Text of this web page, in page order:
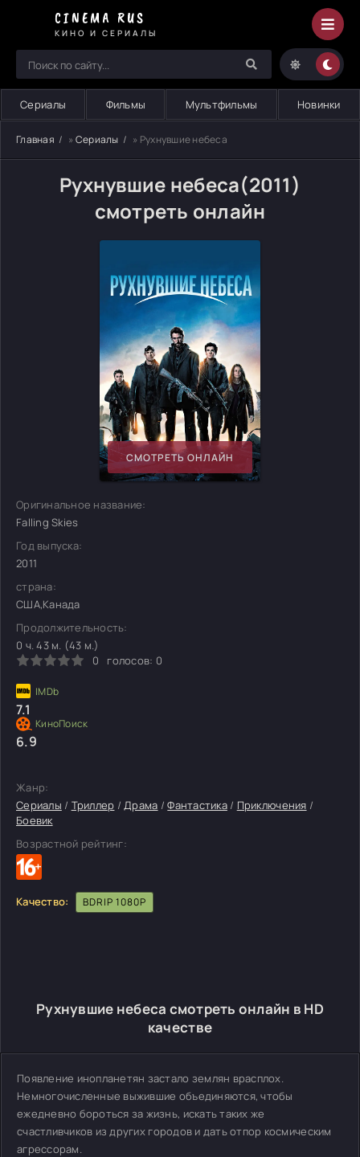
CINEMA RUS
КИНО И СЕРИАЛЫ
Сериалы Фильмы Мультфильмы Новинки
Главная » Сериалы » Рухнувшие небеса
Рухнувшие небеса(2011)
смотреть онлайн
СМОТРЕТЬ ОНЛАЙН
Оригинальное название:
Falling Skies
Год выпуска:
2011
страна:
США,Канада
Продолжительность:
0 ч. 43 м. (43 м.)
0
голосов: 0
7.1
6.9
Жанр:
Сериалы / Триллер /Драма /Фантастика/ Приключения /
Боевик
Возрастной рейтинг:
Качество: BDRIP 1080P
Рухнувшие небеса смотреть онлайн в HD
качестве
Появление инопланетян застало землян врасплох.
Немногочисленные выжившие объединяются, чтобы
ежедневно бороться за жизнь, искать таких же
счастливчиков из других городов и дать отпор космическим
агрессорам.